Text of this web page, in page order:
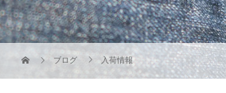
ブログ 入荷情報